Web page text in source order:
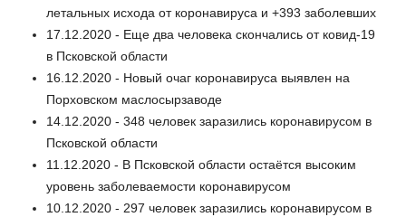
летальных исхода от коронавируса и +393 заболевших
17.12.2020 - Еще два человека скончались от ковид-19
в Псковской области
16.12.2020 - Новый очаг коронавируса выявлен на
Порховском маслосырзаводе
14.12.2020 - 348 человек заразились коронавирусом в
Псковской области
11.12.2020 - В Псковской области остаётся высоким
уровень заболеваемости коронавирусом
10.12.2020 - 297 человек заразились коронавирусом в